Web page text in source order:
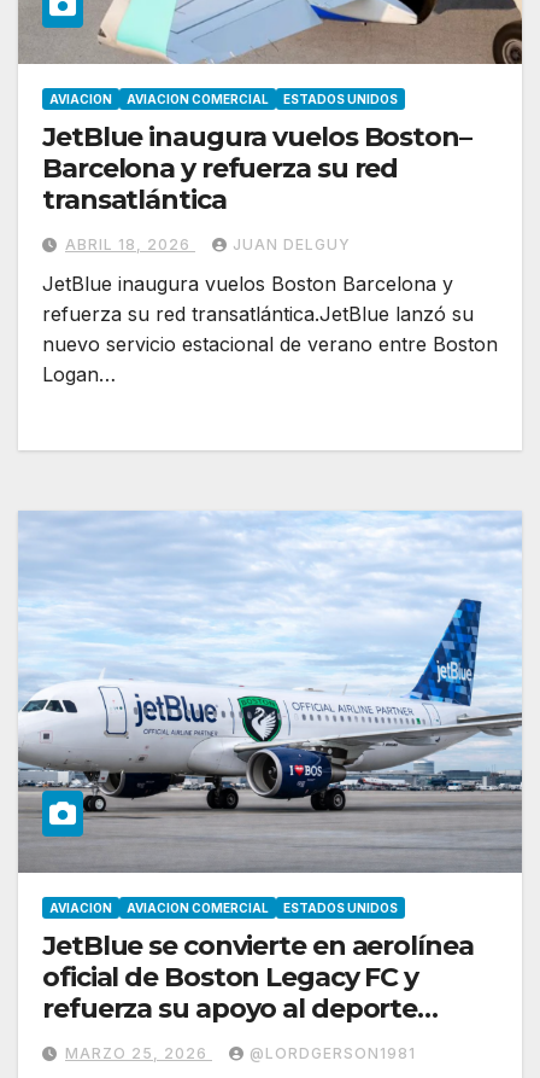
AVIACION AVIACION COMERCIAL ESTADOS UNIDOS
JetBlue inaugura vuelos Boston–
Barcelona y refuerza su red
transatlántica
ABRIL 18, 2026 JUAN DELGUY
JetBlue inaugura vuelos Boston Barcelona y
refuerza su red transatlántica.JetBlue lanzó su
nuevo servicio estacional de verano entre Boston
Logan…
AVIACION AVIACION COMERCIAL ESTADOS UNIDOS
JetBlue se convierte en aerolínea
oficial de Boston Legacy FC y
refuerza su apoyo al deporte
femenino
MARZO 25, 2026 @LORDGERSON1981